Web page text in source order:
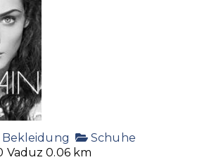
Schuhe
Vaduz 0.06 km